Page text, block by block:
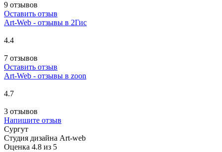
9 отзывов
Оставить отзыв
Art-Web - отзывы в 2Гис
4.4
7 отзывов
Оставить отзыв
Art-Web - отзывы в zoon
4.7
3 отзывов
Напишите отзыв
Сургут
Студия дизайна Art-web
Оценка 4.8 из 5